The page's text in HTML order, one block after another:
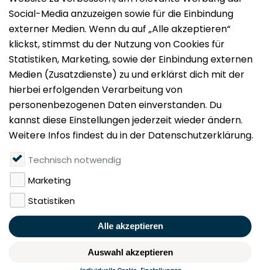
Impressum
Datenschutz
Nutzungsbedingungen
Mieten
Vermieten
Über uns
Presse
Geldwäschegesetz
Rufen Sie uns gerne an:
+49 (0)40 349 14 194